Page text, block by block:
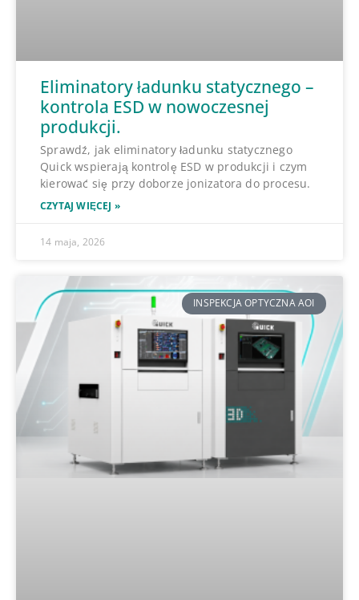
Eliminatory ładunku statycznego –
kontrola ESD w nowoczesnej
produkcji.
Sprawdź, jak eliminatory ładunku statycznego
Quick wspierają kontrolę ESD w produkcji i czym
kierować się przy doborze jonizatora do procesu.
CZYTAJ WIĘCEJ »
14 maja, 2026
INSPEKCJA OPTYCZNA AOI